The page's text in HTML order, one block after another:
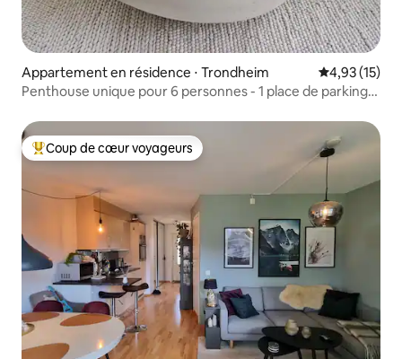
Appartement en résidence ⋅ Trondheim Évaluation
4,93 (15)
Penthouse unique pour 6 personnes - 1 place de parking
Coups de cœur voyageurs les plus appréciés
Coup de cœur voyageurs